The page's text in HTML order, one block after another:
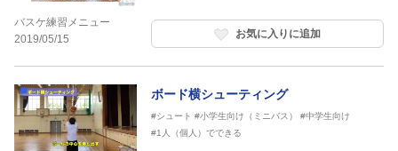
バスケ練習メニュー
2019/05/15
お気に入りに追加
ボード横シューティング
#シュート #小学生向け（ミニバス）
#中学生向け
#1人（個人）でできる